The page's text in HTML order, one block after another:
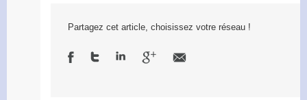
Partagez cet article, choisissez votre réseau !